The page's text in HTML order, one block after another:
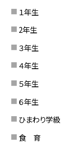
１年生
2年生
３年生
４年生
５年生
６年生
ひまわり学級
食 育